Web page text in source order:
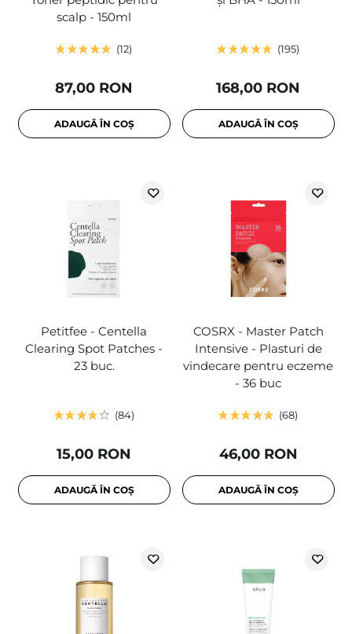
scalp - 150ml
12
87,00 RON
ADAUGĂ ÎN COȘ
195
168,00 RON
ADAUGĂ ÎN COȘ
Petitfee - Centella
Clearing Spot Patches -
23 buc.
84
15,00 RON
ADAUGĂ ÎN COȘ
COSRX - Master Patch
Intensive - Plasturi de
vindecare pentru eczeme
- 36 buc
68
46,00 RON
ADAUGĂ ÎN COȘ